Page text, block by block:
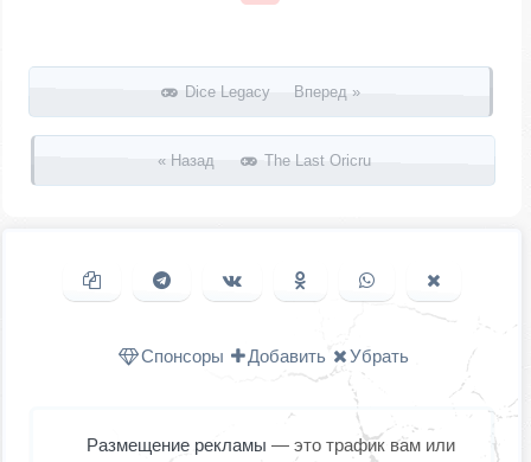
Запись навигация
Dice Legacy Вперед »
« Назад The Last Oricru
Копировать ссылкуПоделиться в Telegram
Поделиться ВКонтакте
Поделиться в
Одноклассниках
Поделиться в
WhatsAppв X
Спонсоры Добавить Убрать
Размещение рекламы — это трафик вам или